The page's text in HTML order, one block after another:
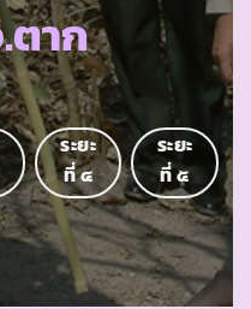
ตาก
ระยะ
ที่ ๔
ระยะ
ที่ ๕